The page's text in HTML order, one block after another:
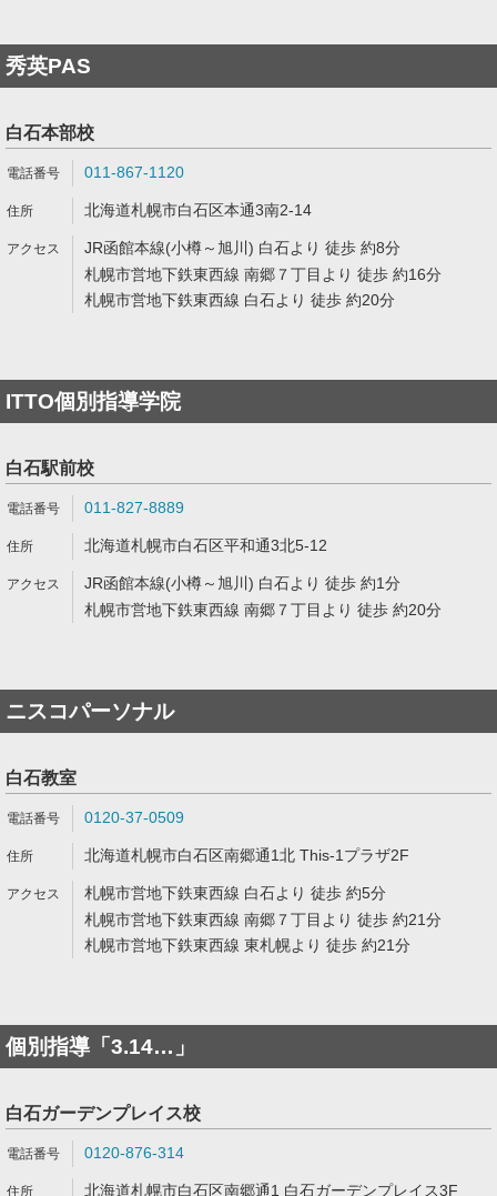
秀英PAS
白石本部校
011-867-1120
北海道札幌市白石区本通3南2-14
JR函館本線(小樽～旭川) 白石より 徒歩 約8分
札幌市営地下鉄東西線 南郷７丁目より 徒歩 約16分
札幌市営地下鉄東西線 白石より 徒歩 約20分
ITTO個別指導学院
白石駅前校
011-827-8889
北海道札幌市白石区平和通3北5-12
JR函館本線(小樽～旭川) 白石より 徒歩 約1分
札幌市営地下鉄東西線 南郷７丁目より 徒歩 約20分
ニスコパーソナル
白石教室
0120-37-0509
北海道札幌市白石区南郷通1北 This-1プラザ2F
札幌市営地下鉄東西線 白石より 徒歩 約5分
札幌市営地下鉄東西線 南郷７丁目より 徒歩 約21分
札幌市営地下鉄東西線 東札幌より 徒歩 約21分
個別指導「3.14…」
白石ガーデンプレイス校
0120-876-314
北海道札幌市白石区南郷通1 白石ガーデンプレイス3F